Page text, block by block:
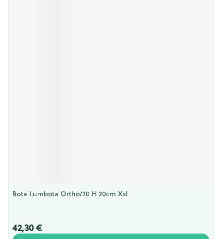
Bota Lumbota Ortho/20 H 20cm Xxl
42,30 €